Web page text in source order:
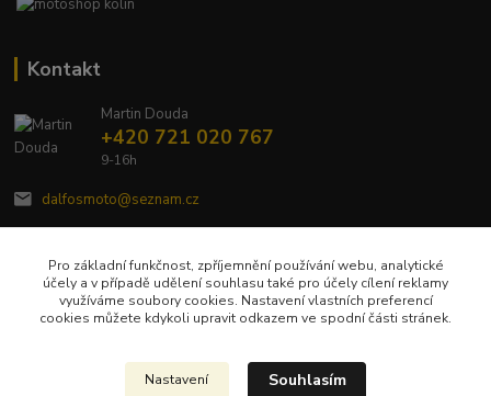
Kontakt
Martin Douda
+420 721 020 767
9-16h
dalfosmoto@seznam.cz
Pro základní funkčnost, zpříjemnění používání webu, analytické
účely a v případě udělení souhlasu také pro účely cílení reklamy
využíváme soubory cookies. Nastavení vlastních preferencí
cookies můžete kdykoli upravit odkazem ve spodní části stránek.
Nastavení Souhlasím